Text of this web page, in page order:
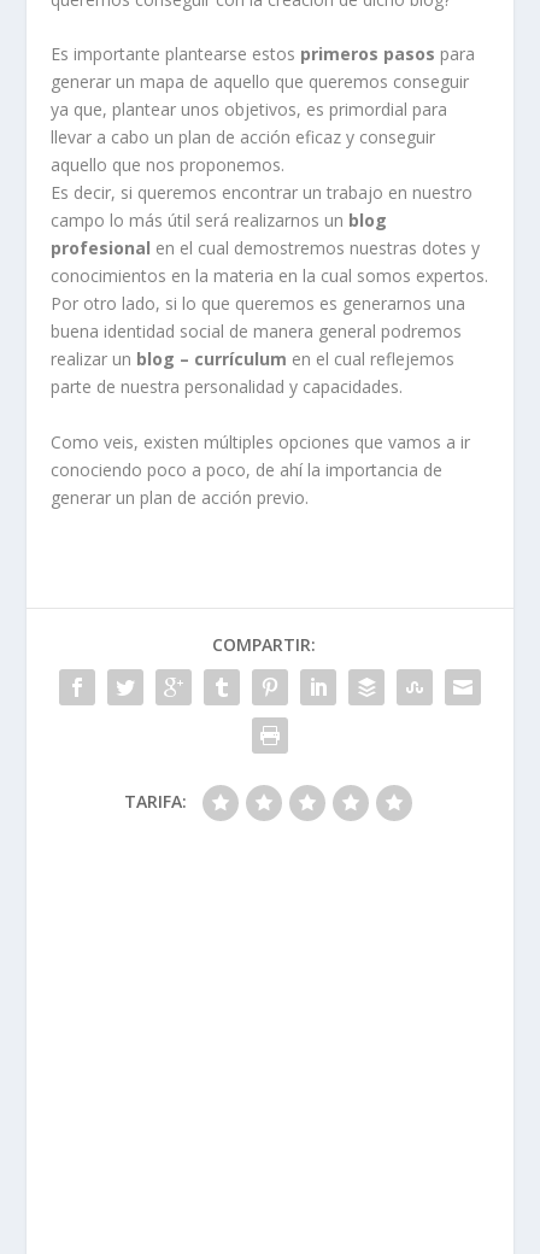
Es importante plantearse estos primeros pasos para
generar un mapa de aquello que queremos conseguir
ya que, plantear unos objetivos, es primordial para
llevar a cabo un plan de acción eficaz y conseguir
aquello que nos proponemos.
Es decir, si queremos encontrar un trabajo en nuestro
campo lo más útil será realizarnos un blog
profesional en el cual demostremos nuestras dotes y
conocimientos en la materia en la cual somos expertos.
Por otro lado, si lo que queremos es generarnos una
buena identidad social de manera general podremos
realizar un blog – currículum en el cual reflejemos
parte de nuestra personalidad y capacidades.
Como veis, existen múltiples opciones que vamos a ir
conociendo poco a poco, de ahí la importancia de
generar un plan de acción previo.
COMPARTIR:
TARIFA: